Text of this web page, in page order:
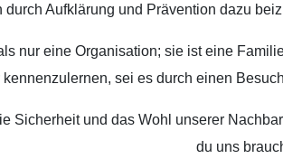
durch Aufklärung und Prävention dazu
nur eine Organisation; sie ist eine
sei es durch einen
Sicherheit und das Wohl unserer
du uns